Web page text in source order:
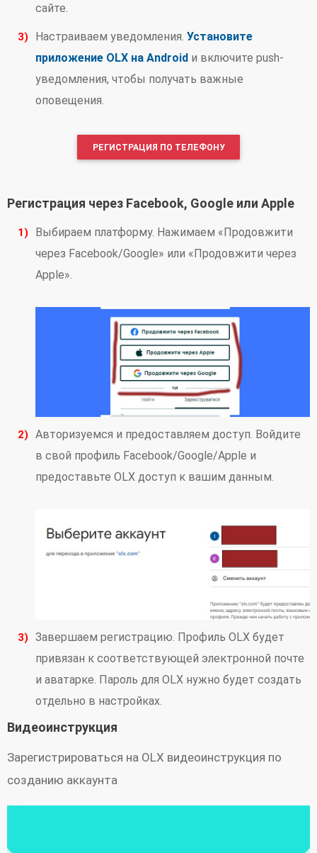
сайте.
Настраиваем уведомления. Установите
приложение OLX на Android и включите push-
уведомления, чтобы получать важные
оповещения.
РЕГИСТРАЦИЯ ПО ТЕЛЕФОНУ
Регистрация через Facebook, Google или Apple
Выбираем платформу. Нажимаем «Продовжити
через Facebook/Google» или «Продовжити через
Apple».
Авторизуемся и предоставляем доступ. Войдите
в свой профиль Facebook/Google/Apple и
предоставьте OLX доступ к вашим данным.
Завершаем регистрацию. Профиль OLX будет
привязан к соответствующей электронной почте
и аватарке. Пароль для OLX нужно будет создать
отдельно в настройках.
Видеоинструкция
Зарегистрироваться на OLX видеоинструкция по
созданию аккаунта